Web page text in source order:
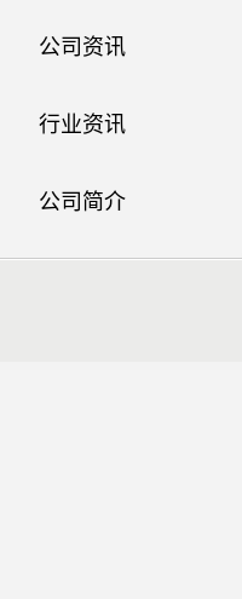
公司资讯
行业资讯
公司简介